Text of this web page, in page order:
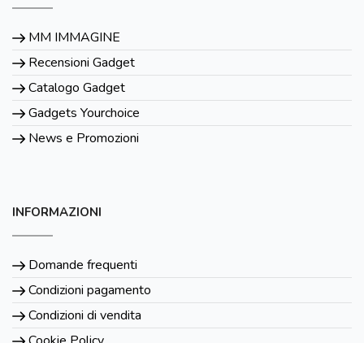
MM IMMAGINE
Recensioni Gadget
Catalogo Gadget
Gadgets Yourchoice
News e Promozioni
INFORMAZIONI
Domande frequenti
Condizioni pagamento
Condizioni di vendita